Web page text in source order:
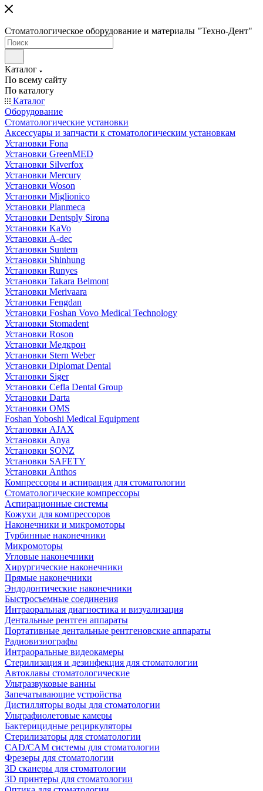
Стоматологическое оборудование и материалы "Техно-Дент"
Каталог
По всему сайту
По каталогу
Каталог
Оборудование
Стоматологические установки
Аксессуары и запчасти к стоматологическим установкам
Установки Fona
Установки GreenMED
Установки Silverfox
Установки Mercury
Установки Woson
Установки Miglionico
Установки Planmeca
Установки Dentsply Sirona
Установки KaVo
Установки A-dec
Установки Suntem
Установки Shinhung
Установки Runyes
Установки Takara Belmont
Установки Merivaara
Установки Fengdan
Установки Foshan Vovo Medical Technology
Установки Stomadent
Установки Roson
Установки Медкрон
Установки Stern Weber
Установки Diplomat Dental
Установки Siger
Установки Cefla Dental Group
Установки Darta
Установки OMS
Foshan Yoboshi Medical Equipment
Установки AJAX
Установки Anya
Установки SONZ
Установки SAFETY
Установки Anthos
Компрессоры и аспирация для стоматологии
Стоматологические компрессоры
Аспирационные системы
Кожухи для компрессоров
Наконечники и микромоторы
Турбинные наконечники
Микромоторы
Угловые наконечники
Хирургические наконечники
Прямые наконечники
Эндодонтические наконечники
Быстросъемные соединения
Интраоральная диагностика и визуализация
Дентальные рентген аппараты
Портативные дентальные рентгеновские аппараты
Радиовизиографы
Интраоральные видеокамеры
Стерилизация и дезинфекция для стоматологии
Автоклавы стоматологические
Ультразвуковые ванны
Запечатывающие устройства
Дистилляторы воды для стоматологии
Ультрафиолетовые камеры
Бактерицидные рециркуляторы
Стерилизаторы для стоматологии
CAD/CAM системы для стоматологии
Фрезеры для стоматологии
3D cканеры для стоматологии
3D принтеры для стоматологии